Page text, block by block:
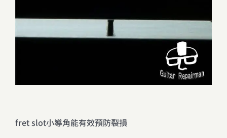
fret slot小導角能有效預防裂損